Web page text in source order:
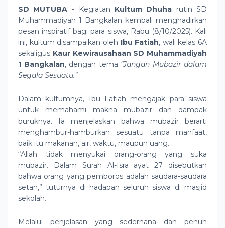
SD MUTUBA - Kegiatan Kultum Dhuha rutin SD
Muhammadiyah 1 Bangkalan kembali menghadirkan
pesan inspiratif bagi para siswa, Rabu (8/10/2025). Kali
ini, kultum disampaikan oleh Ibu Fatiah, wali kelas 6A
sekaligus Kaur Kewirausahaan SD Muhammadiyah
1 Bangkalan, dengan tema “Jangan Mubazir dalam
Segala Sesuatu.”
Dalam kultumnya, Ibu Fatiah mengajak para siswa
untuk memahami makna mubazir dan dampak
buruknya. Ia menjelaskan bahwa mubazir berarti
menghambur-hamburkan sesuatu tanpa manfaat,
baik itu makanan, air, waktu, maupun uang.
“Allah tidak menyukai orang-orang yang suka
mubazir. Dalam Surah Al-Isra ayat 27 disebutkan
bahwa orang yang pemboros adalah saudara-saudara
setan,” tuturnya di hadapan seluruh siswa di masjid
sekolah.
Melalui penjelasan yang sederhana dan penuh